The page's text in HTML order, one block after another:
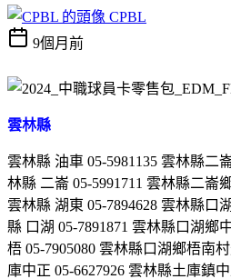
CPBL
9個月前
雲林縣
雲林縣 油車 05-5981135 雲林縣二
林縣 二崙 05-5991711 雲林縣二崙
雲林縣 湖東 05-7894628 雲林縣口
縣 口湖 05-7891871 雲林縣口湖鄉
梧 05-7905080 雲林縣口湖鄉梧南
庫中正 05-6627926 雲林縣土庫鎮